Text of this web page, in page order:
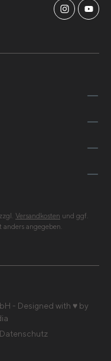
Versandkosten und ggf.
angegeben.
- Designed with ♥ by
Datenschutz